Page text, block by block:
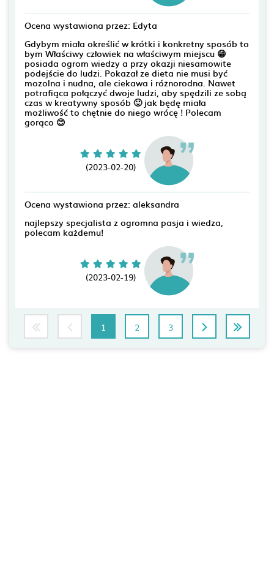
Ocena wystawiona przez: Edyta
Gdybym miała określić w krótki i konkretny sposób to
bym Właściwy człowiek na właściwym miejscu 😁
posiada ogrom wiedzy a przy okazji niesamowite
podejście do ludzi. Pokazał ze dieta nie musi być
mozolna i nudna, ale ciekawa i różnorodna. Nawet
potrafiąca połączyć dwoje ludzi, aby spędzili ze sobą
czas w kreatywny sposób 🙂 jak będę miała
możliwość to chętnie do niego wrócę ! Polecam
gorąco 😊
(2023-02-20)
Ocena wystawiona przez: aleksandra
najlepszy specjalista z ogromna pasja i wiedza,
polecam każdemu!
(2023-02-19)
1 2 3